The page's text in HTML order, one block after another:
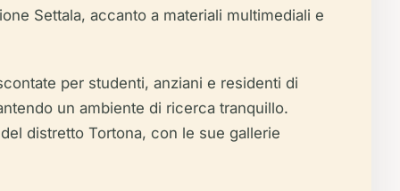
Settala, accanto a materiali multimediali e
per studenti, anziani e residenti di
un ambiente di ricerca tranquillo.
distretto Tortona, con le sue gallerie